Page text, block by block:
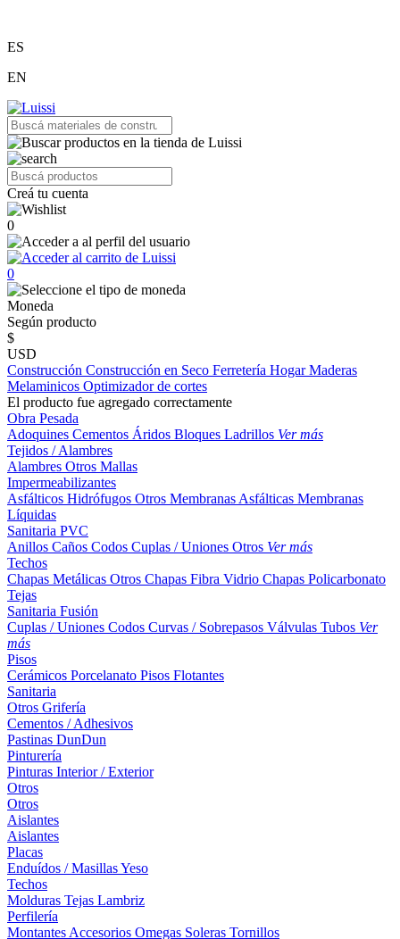
ES
EN
Creá tu cuenta
0
0
Moneda
Según producto
$
USD
Construcción Construcción en Seco Ferretería HogarMaderas
Melaminicos Optimizador de cortes
El producto fue agregado correctamente
Obra Pesada
Adoquines Cementos Áridos Bloques Ladrillos Ver más
Tejidos / Alambres
Alambres Otros Mallas
Impermeabilizantes
Asfálticos Hidrófugos Otros Membranas Asfálticas Membranas
Líquidas
Sanitaria PVC
Anillos Caños Codos Cuplas / Uniones Otros Ver más
Techos
Chapas Metálicas Otros Chapas Fibra Vidrio Chapas Policarbonato
Tejas
Sanitaria Fusión
Cuplas / Uniones Codos Curvas / Sobrepasos Válvulas Tubos Ver
más
Pisos
Cerámicos Porcelanato Pisos Flotantes
Sanitaria
Otros Grifería
Cementos / Adhesivos
Pastinas DunDun
Pinturería
Pinturas Interior / Exterior
Otros
Otros
Aislantes
Aislantes
Placas
Enduídos / MasillasYeso
Techos
Molduras Tejas Lambriz
Perfilería
Montantes Accesorios Omegas Soleras Tornillos